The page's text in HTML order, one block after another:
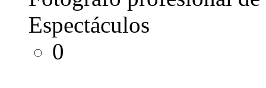
Espectáculos
0